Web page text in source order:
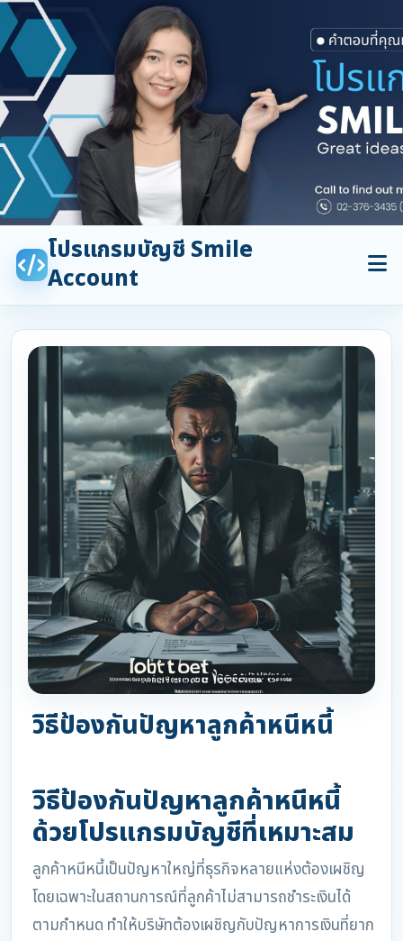
โปรแกรมบัญชี Smile
Account
วิธีป้องกันปัญหาลูกค้าหนีหนี้
วิธีป้องกันปัญหาลูกค้าหนีหนี้
ด้วยโปรแกรมบัญชีที่เหมาะสม
ลูกค้าหนีหนี้เป็นปัญหาใหญ่ที่ธุรกิจหลายแห่งต้องเผชิญ
โดยเฉพาะในสถานการณ์ที่ลูกค้าไม่สามารถชำระเงินได้
ตามกำหนด ทำให้บริษัทต้องเผชิญกับปัญหาการเงินที่ยาก